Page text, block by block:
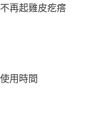
再起雞皮疙瘩
用時間